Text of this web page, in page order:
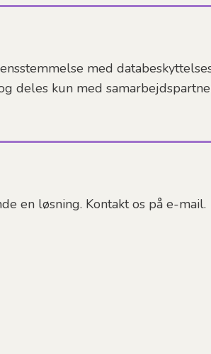
med
kun med
en løsning. Kontakt os på e-mail.